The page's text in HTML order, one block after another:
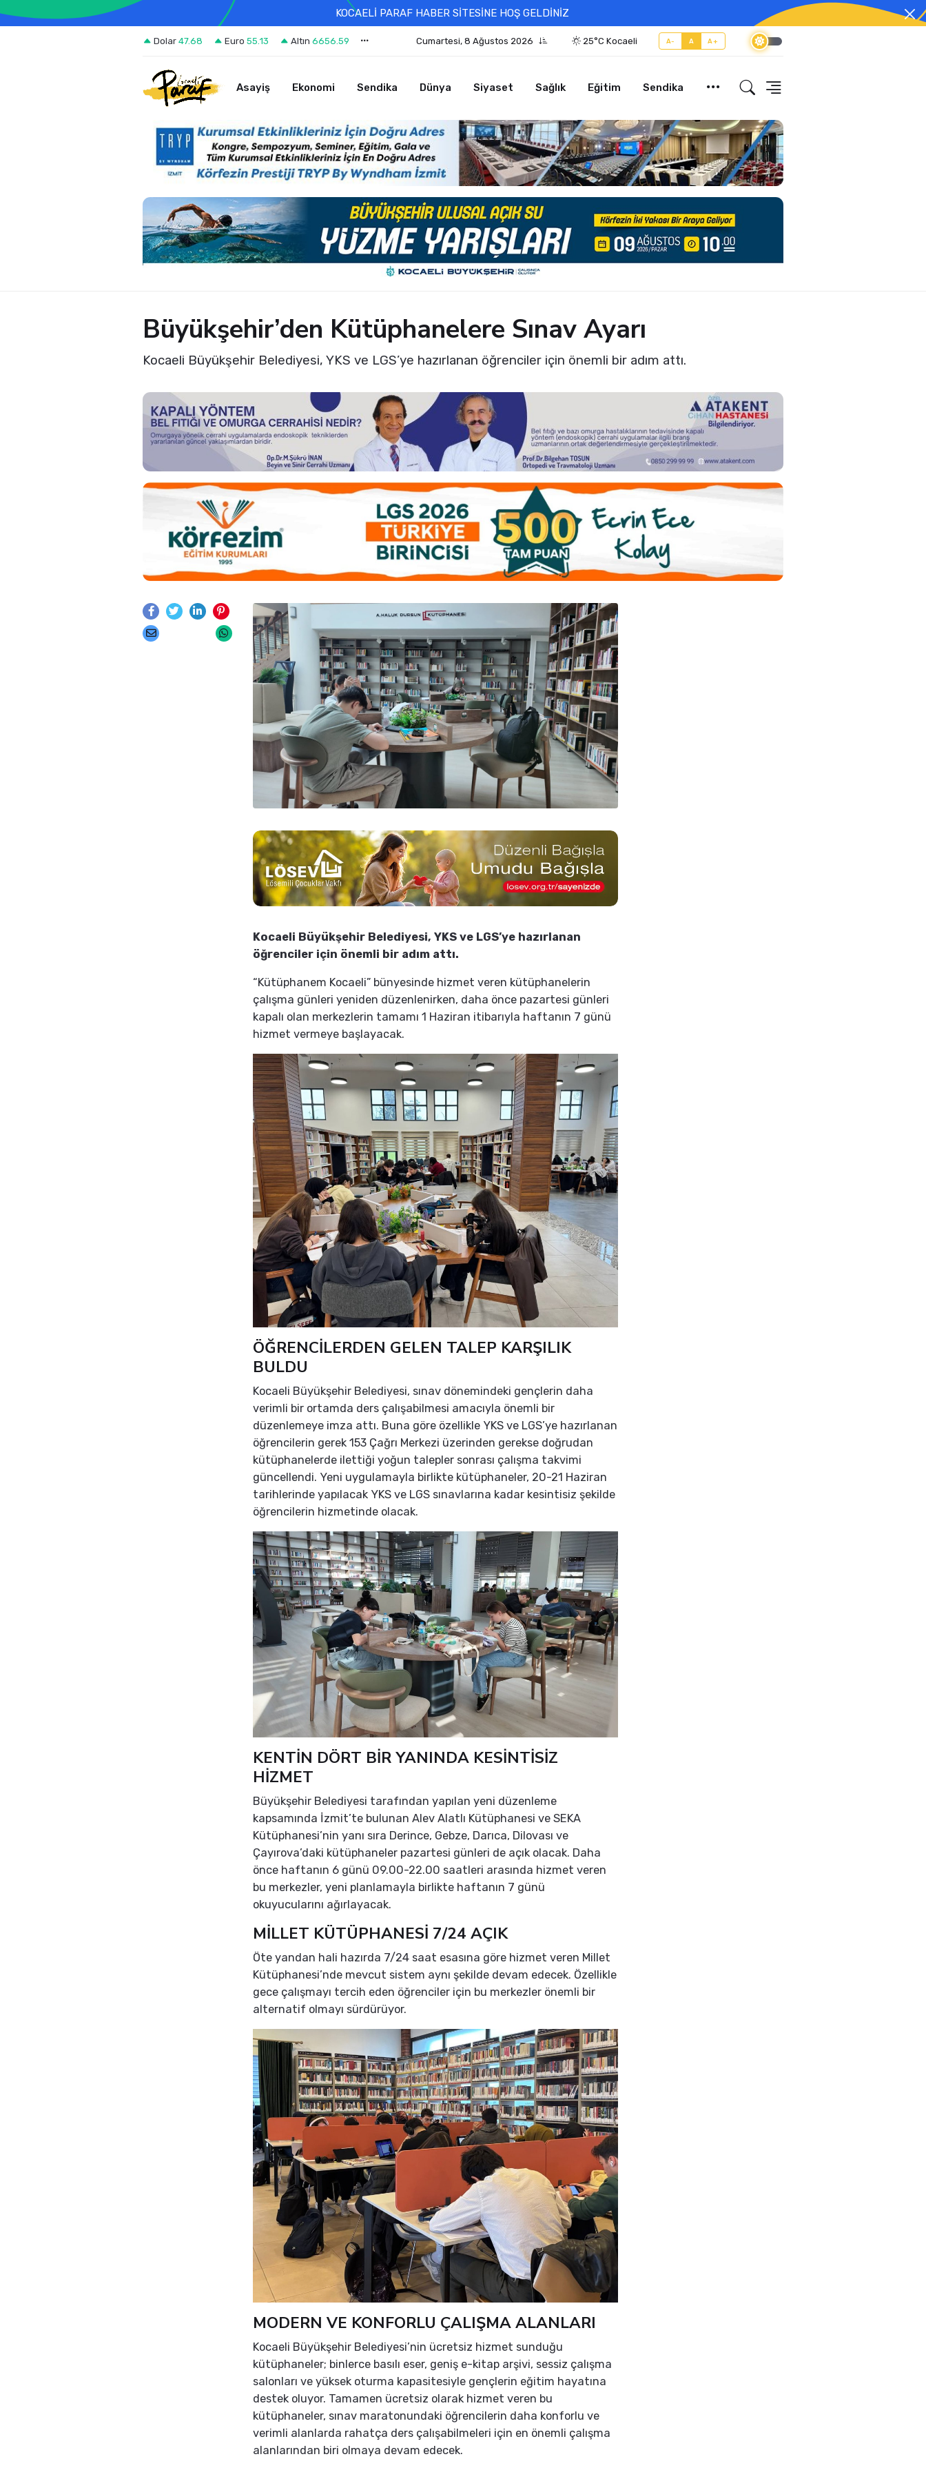
KOCAELİ PARAF HABER SİTESİNE HOŞ GELDİNİZ
Dolar 47.68 Euro 55.13 Altın 6656.59 Cumartesi, 8 Ağustos 2026 25°C Kocaeli A- A A+
Asayiş Ekonomi Sendika Dünya Siyaset Sağlık Eğitim Sendika
Büyükşehir’den Kütüphanelere Sınav Ayarı
Kocaeli Büyükşehir Belediyesi, YKS ve LGS’ye hazırlanan öğrenciler için önemli bir adım attı.
Kocaeli Büyükşehir Belediyesi, YKS ve LGS’ye hazırlanan
öğrenciler için önemli bir adım attı.
“Kütüphanem Kocaeli” bünyesinde hizmet veren kütüphanelerin
çalışma günleri yeniden düzenlenirken, daha önce pazartesi günleri
kapalı olan merkezlerin tamamı 1 Haziran itibarıyla haftanın 7 günü
hizmet vermeye başlayacak.
ÖĞRENCİLERDEN GELEN TALEP KARŞILIK
BULDU
Kocaeli Büyükşehir Belediyesi, sınav dönemindeki gençlerin daha
verimli bir ortamda ders çalışabilmesi amacıyla önemli bir
düzenlemeye imza attı. Buna göre özellikle YKS ve LGS’ye hazırlanan
öğrencilerin gerek 153 Çağrı Merkezi üzerinden gerekse doğrudan
kütüphanelerde ilettiği yoğun talepler sonrası çalışma takvimi
güncellendi. Yeni uygulamayla birlikte kütüphaneler, 20-21 Haziran
tarihlerinde yapılacak YKS ve LGS sınavlarına kadar kesintisiz şekilde
öğrencilerin hizmetinde olacak.
KENTİN DÖRT BİR YANINDA KESİNTİSİZ
HİZMET
Büyükşehir Belediyesi tarafından yapılan yeni düzenleme
kapsamında İzmit’te bulunan Alev Alatlı Kütüphanesi ve SEKA
Kütüphanesi’nin yanı sıra Derince, Gebze, Darıca, Dilovası ve
Çayırova’daki kütüphaneler pazartesi günleri de açık olacak. Daha
önce haftanın 6 günü 09.00-22.00 saatleri arasında hizmet veren
bu merkezler, yeni planlamayla birlikte haftanın 7 günü
okuyucularını ağırlayacak.
MİLLET KÜTÜPHANESİ 7/24 AÇIK
Öte yandan hali hazırda 7/24 saat esasına göre hizmet veren Millet
Kütüphanesi’nde mevcut sistem aynı şekilde devam edecek. Özellikle
gece çalışmayı tercih eden öğrenciler için bu merkezler önemli bir
alternatif olmayı sürdürüyor.
MODERN VE KONFORLU ÇALIŞMA ALANLARI
Kocaeli Büyükşehir Belediyesi’nin ücretsiz hizmet sunduğu
kütüphaneler; binlerce basılı eser, geniş e-kitap arşivi, sessiz çalışma
salonları ve yüksek oturma kapasitesiyle gençlerin eğitim hayatına
destek oluyor. Tamamen ücretsiz olarak hizmet veren bu
kütüphaneler, sınav maratonundaki öğrencilerin daha konforlu ve
verimli alanlarda rahatça ders çalışabilmeleri için en önemli çalışma
alanlarından biri olmaya devam edecek.